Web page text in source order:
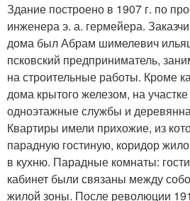
Здание построено в 1907 г. по
инженера э. а. гермейера.
дома был Абрам шимелевич
псковский предприниматель,
на строительные работы. Кроме
дома крытого железом, на
одноэтажные службы и
Квартиры имели прихожие, из
парадную гостиную, коридор
в кухню. Парадные комнаты:
кабинет были связаны между
жилой зоны. После революции